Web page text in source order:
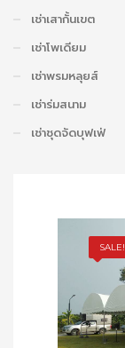
เช่าเสากั้นเขต
เช่าโพเดียม
เช่าพรมหลุยส์
เช่าร่มสนาม
เช่าชุดจัดบุฟเฟ่
SALE!